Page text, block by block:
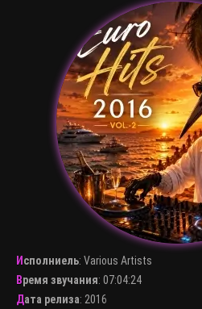
Исполниель: Various Artists
Время звучания: 07:04:24
Дата релиза: 2016